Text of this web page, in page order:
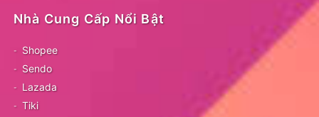
Nhà Cung Cấp Nổi Bật
Shopee
Sendo
Lazada
Tiki